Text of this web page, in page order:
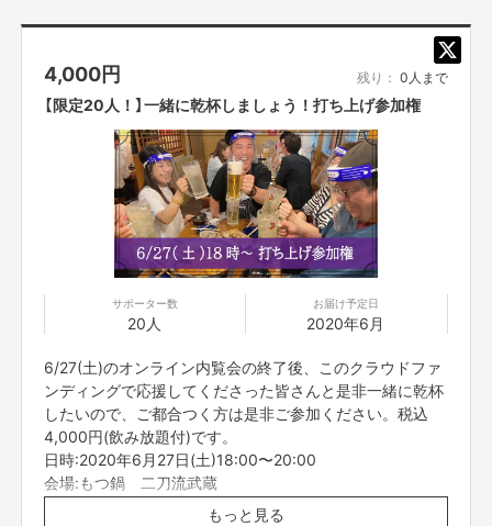
4,000円 残り： 0人まで
【限定20人！】一緒に乾杯しましょう！打ち上げ参加権
サポーター数
20人
お届け予定日
2020年6月
6/27(土)のオンライン内覧会の終了後、このクラウドファ
ンディングで応援してくださった皆さんと是非一緒に乾杯
したいので、ご都合つく方は是非ご参加ください。税込
4,000円(飲み放題付)です。
日時:2020年6月27日(土)18:00〜20:00
会場:もつ鍋 二刀流武蔵
住所:大阪市中央区南本町3-3-17 丸松ビル2F
もっと見る